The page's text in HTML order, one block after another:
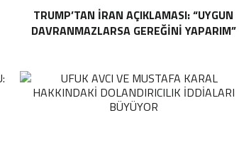
TRUMP’TAN İRAN AÇIKLAMASI: “UYGUN
DAVRANMAZLARSA GEREĞINI YAPARIM”